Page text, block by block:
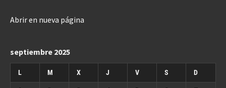
Abrir en nueva página
septiembre 2025
L M X J V S D